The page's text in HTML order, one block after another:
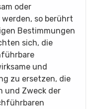
oder
so berührt
Bestimmungen
sich, die
und
zu ersetzen, die
und Zweck der